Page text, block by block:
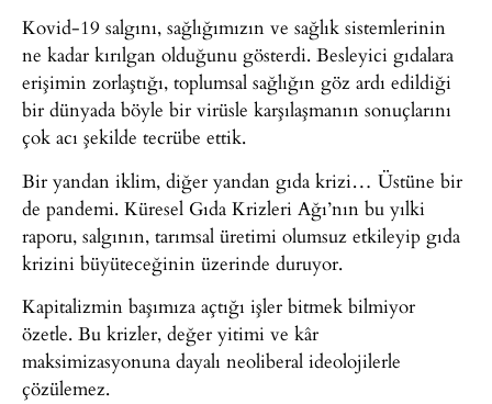
Kovid-19 salgını, sağlığımızın ve sağlık sistemlerinin
ne kadar kırılgan olduğunu gösterdi. Besleyici gıdalara
erişimin zorlaştığı, toplumsal sağlığın göz ardı edildiği
bir dünyada böyle bir virüsle karşılaşmanın sonuçlarını
çok acı şekilde tecrübe ettik.
Bir yandan iklim, diğer yandan gıda krizi… Üstüne bir
de pandemi. Küresel Gıda Krizleri Ağı’nın bu yılki
raporu, salgının, tarımsal üretimi olumsuz etkileyip gıda
krizini büyüteceğinin üzerinde duruyor.
Kapitalizmin başımıza açtığı işler bitmek bilmiyor
özetle. Bu krizler, değer yitimi ve kâr
maksimizasyonuna dayalı neoliberal ideolojilerle
çözülemez.